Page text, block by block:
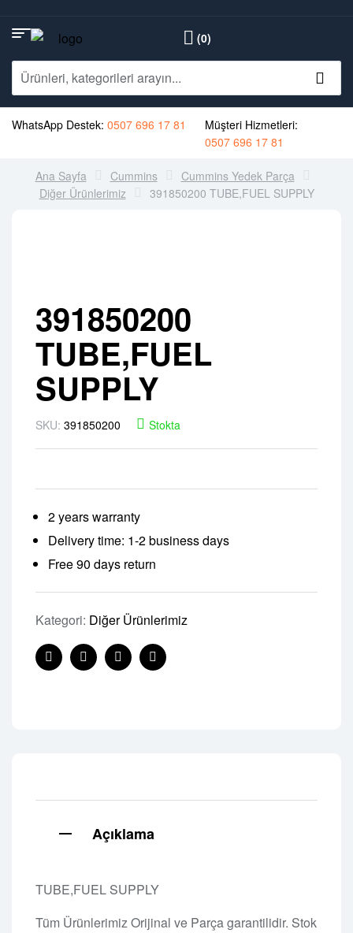
(0)
WhatsApp Destek: 0507 696 17 81
Müşteri Hizmetleri:
0507 696 17 81
Ana Sayfa Cummins
Cummins Yedek Parça
Diğer Ürünlerimiz
391850200 TUBE,FUEL SUPPLY
391850200
TUBE,FUEL
SUPPLY
SKU: 391850200 Stokta
2 years warranty
Delivery time: 1-2 business days
Free 90 days return
Kategori: Diğer Ürünlerimiz
FacebookTwitterLinkedinPinterest
Açıklama
TUBE,FUEL SUPPLY
Tüm Ürünlerimiz Orijinal ve Parça garantilidir. Stok